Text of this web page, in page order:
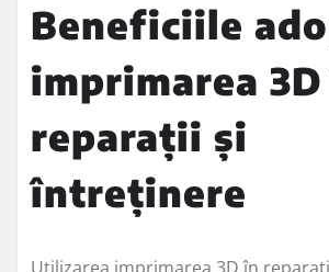
Beneficiile
imprimarea
reparații și
întreținere